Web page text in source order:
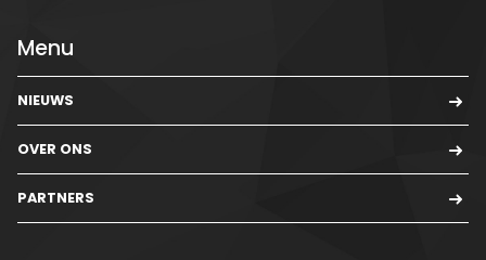
Menu
NIEUWS
OVER ONS
PARTNERS